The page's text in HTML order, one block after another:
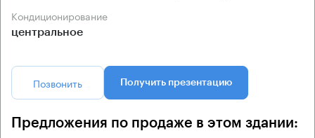
Кондиционирование
центральное
Позвонить Получить презентацию
Предложения по продаже в этом здании: